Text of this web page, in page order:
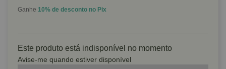
Ganhe 10% de desconto no Pix
Este produto está indisponível no momento
Avise-me quando estiver disponível